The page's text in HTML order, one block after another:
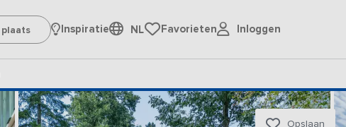
Inspiratie NL Favorieten Inloggen
Opslaan